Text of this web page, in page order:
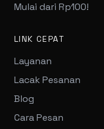
Mulai dari Rp100!
LINK CEPAT
Layanan
Lacak Pesanan
Blog
Cara Pesan